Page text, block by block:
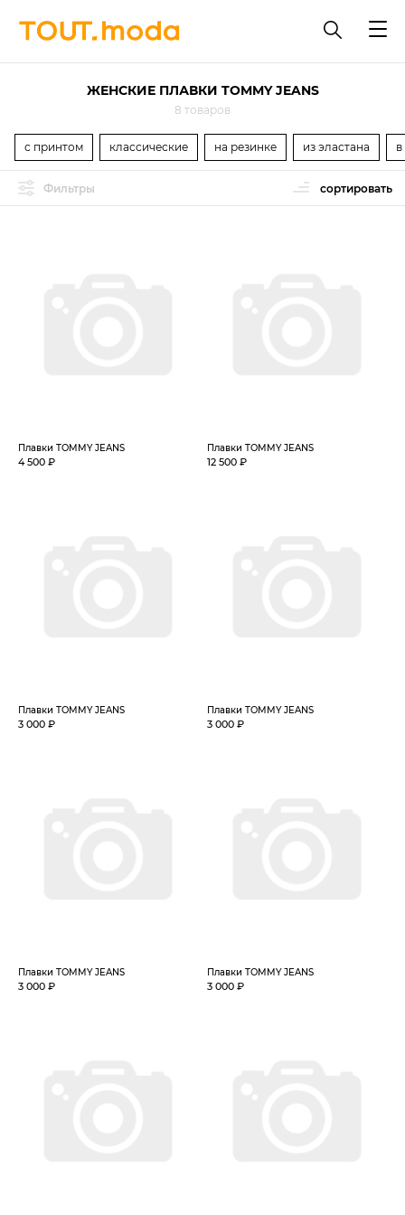
ЖЕНСКИЕ ПЛАВКИ TOMMY JEANS
8 товаров
с принтом классические на резинке из эластана
Фильтры сортировать
Плавки TOMMY JEANS
4 500 ₽
Плавки TOMMY JEANS
12 500 ₽
Плавки TOMMY JEANS
3 000 ₽
Плавки TOMMY JEANS
3 000 ₽
Плавки TOMMY JEANS
3 000 ₽
Плавки TOMMY JEANS
3 000 ₽